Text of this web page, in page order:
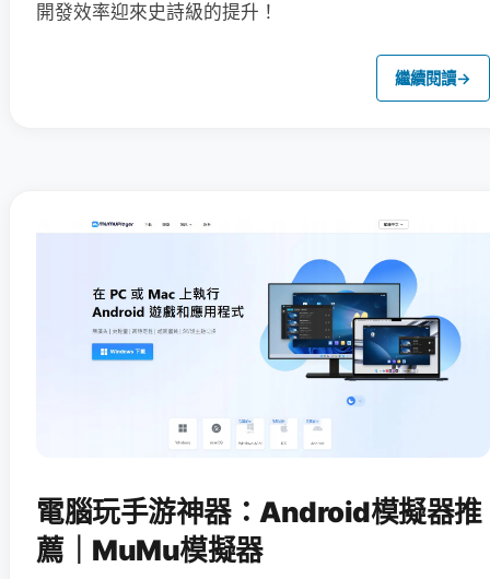
開發效率迎來史詩級的提升！
繼續閱讀→
電腦玩手游神器：Android模擬器推
薦｜MuMu模擬器